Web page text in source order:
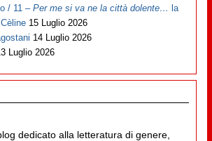
/ 11 –Per me si va ne la città dolente… la
15 Luglio 2026
14 Luglio 2026
Luglio 2026
dedicato alla letteratura di genere,